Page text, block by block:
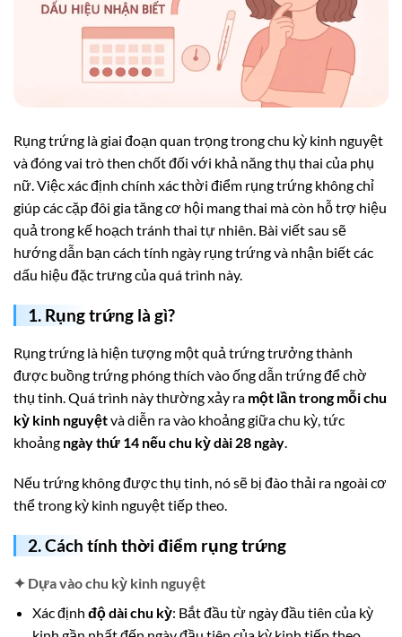
Rụng trứng là giai đoạn quan trọng trong chu kỳ kinh nguyệt
và đóng vai trò then chốt đối với khả năng thụ thai của phụ
nữ. Việc xác định chính xác thời điểm rụng trứng không chỉ
giúp các cặp đôi gia tăng cơ hội mang thai mà còn hỗ trợ hiệu
quả trong kế hoạch tránh thai tự nhiên. Bài viết sau sẽ
hướng dẫn bạn cách tính ngày rụng trứng và nhận biết các
dấu hiệu đặc trưng của quá trình này.
1. Rụng trứng là gì?
Rụng trứng là hiện tượng một quả trứng trưởng thành
được buồng trứng phóng thích vào ống dẫn trứng để chờ
thụ tinh. Quá trình này thường xảy ra một lần trong mỗi chu
kỳ kinh nguyệtvà diễn ra vào khoảng giữa chu kỳ, tức
khoảng ngày thứ 14 nếu chu kỳ dài 28 ngày
Nếu trứng không được thụ tinh, nó sẽ bị đào thải ra ngoài cơ
thể trong kỳ kinh nguyệt tiếp theo.
2. Cách tính thời điểm rụng trứng
✦ Dựa vào chu kỳ kinh nguyệt
Xác định độ dài chu kỳ: Bắt đầu từ ngày đầu tiên của kỳ